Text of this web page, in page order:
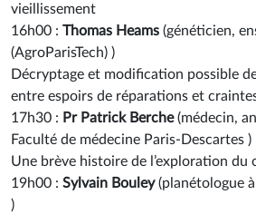
vieillissement
16h00 : Thomas Heams (généticien,
(AgroParisTech) )
Décryptage et modification possible
entre espoirs de réparations et
17h30 : Pr Patrick Berche(médecin,
Faculté de médecine Paris-Descartes )
Une brève histoire de l’exploration du
19h00 : Sylvain Bouley(planétologue
)